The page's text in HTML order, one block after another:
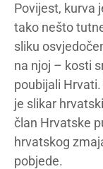
Povijest, kurva
tako nešto
sliku
na njoj – kosti
poubijali
je slikar
član Hrvatske
hrvatskog
pobjede.